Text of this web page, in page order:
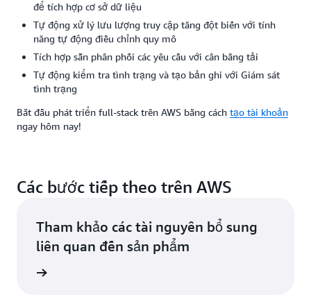
để tích hợp cơ sở dữ liệu
Tự động xử lý lưu lượng truy cập tăng đột biến với tính
năng tự động điều chỉnh quy mô
Tích hợp sẵn phân phối các yêu cầu với cân bằng tải
Tự động kiểm tra tình trạng và tạo bản ghi với Giám sát
tình trạng
Bắt đầu phát triển full-stack trên AWS bằng cách tạo tài khoản
ngay hôm nay!
Các bước tiếp theo trên AWS
Tham khảo các tài nguyên bổ sung
liên quan đến sản phẩm